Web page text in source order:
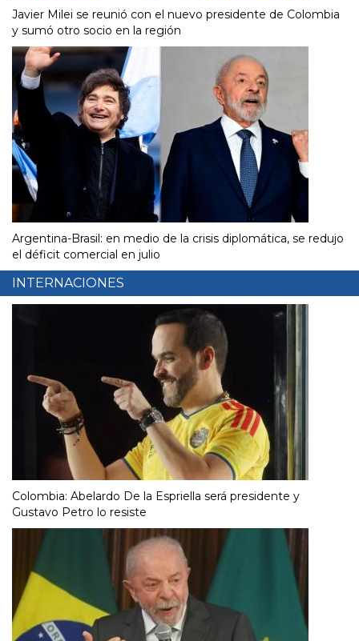
Javier Milei se reunió con el nuevo presidente de Colombia
y sumó otro socio en la región
Argentina-Brasil: en medio de la crisis diplomática, se redujo
el déficit comercial en julio
INTERNACIONES
Colombia: Abelardo De la Espriella será presidente y
Gustavo Petro lo resiste